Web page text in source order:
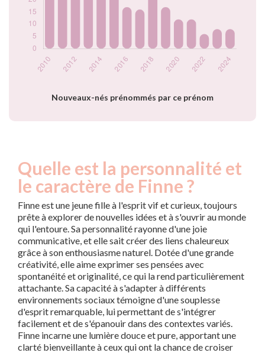
Nouveaux-nés prénommés par ce prénom
Popularité du
2021
2022
Quelle est la personnalité et
le caractère de Finne ?
Finne est une jeune fille à l'esprit vif et curieux, toujours
prête à explorer de nouvelles idées et à s'ouvrir au monde
qui l'entoure. Sa personnalité rayonne d'une joie
communicative, et elle sait créer des liens chaleureux
grâce à son enthousiasme naturel. Dotée d'une grande
créativité, elle aime exprimer ses pensées avec
spontanéité et originalité, ce qui la rend particulièrement
attachante. Sa capacité à s'adapter à différents
environnements sociaux témoigne d'une souplesse
d'esprit remarquable, lui permettant de s'intégrer
facilement et de s'épanouir dans des contextes variés.
Finne incarne une lumière douce et pure, apportant une
clarté bienveillante à ceux qui ont la chance de croiser